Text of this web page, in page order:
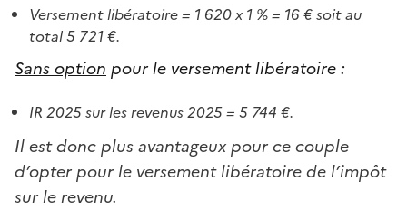
Versement libératoire = 1 620 x 1 % = 16 € soit au
total 5 721 €.
Sans option pour le versement libératoire :
IR 2025 sur les revenus 2025 = 5 744 €.
Il est donc plus avantageux pour ce couple
d’opter pour le versement libératoire de l’impôt
sur le revenu.